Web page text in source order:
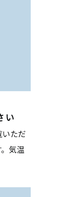
い
ただ
気温